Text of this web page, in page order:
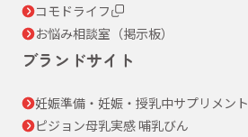
コモドライフ
お悩み相談室（掲示板）
ブランドサイト
妊娠準備・妊娠・授乳中サプリメント
ピジョン母乳実感 哺乳びん